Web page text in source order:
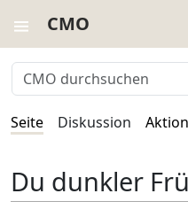
CMO
Seite Diskussion
Du dunkler